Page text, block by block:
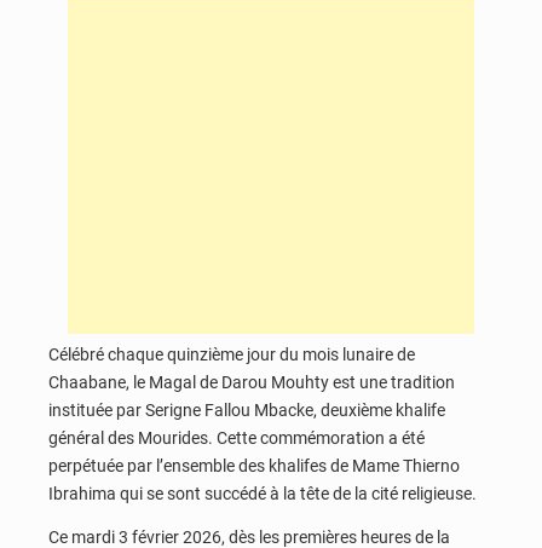
Célébré chaque quinzième jour du mois lunaire de
Chaabane, le Magal de Darou Mouhty est une tradition
instituée par Serigne Fallou Mbacke, deuxième khalife
général des Mourides. Cette commémoration a été
perpétuée par l’ensemble des khalifes de Mame Thierno
Ibrahima qui se sont succédé à la tête de la cité religieuse.
Ce mardi 3 février 2026, dès les premières heures de la